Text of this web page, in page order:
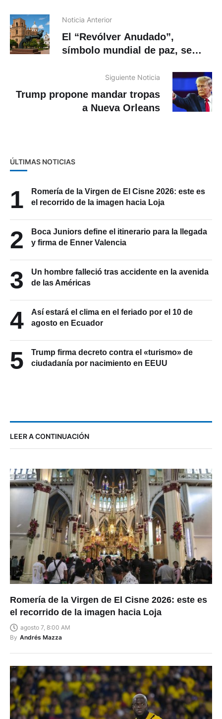
Noticia Anterior
El “Revólver Anudado”,
símbolo mundial de paz, se
Siguiente Noticia
Trump propone mandar tropas
a Nueva Orleans
ÚLTIMAS NOTICIAS
1
Romería de la Virgen de El Cisne 2026: este es
el recorrido de la imagen hacia Loja
2
Boca Juniors define el itinerario para la llegada
y firma de Enner Valencia
3
Un hombre falleció tras accidente en la avenida
de las Américas
4
Así estará el clima en el feriado por el 10 de
agosto en Ecuador
5
Trump firma decreto contra el «turismo» de
ciudadanía por nacimiento en EEUU
LEER A CONTINUACIÓN
Romería de la Virgen de El Cisne 2026: este es
el recorrido de la imagen hacia Loja
agosto 7, 8:00 AM
By Andrés Mazza